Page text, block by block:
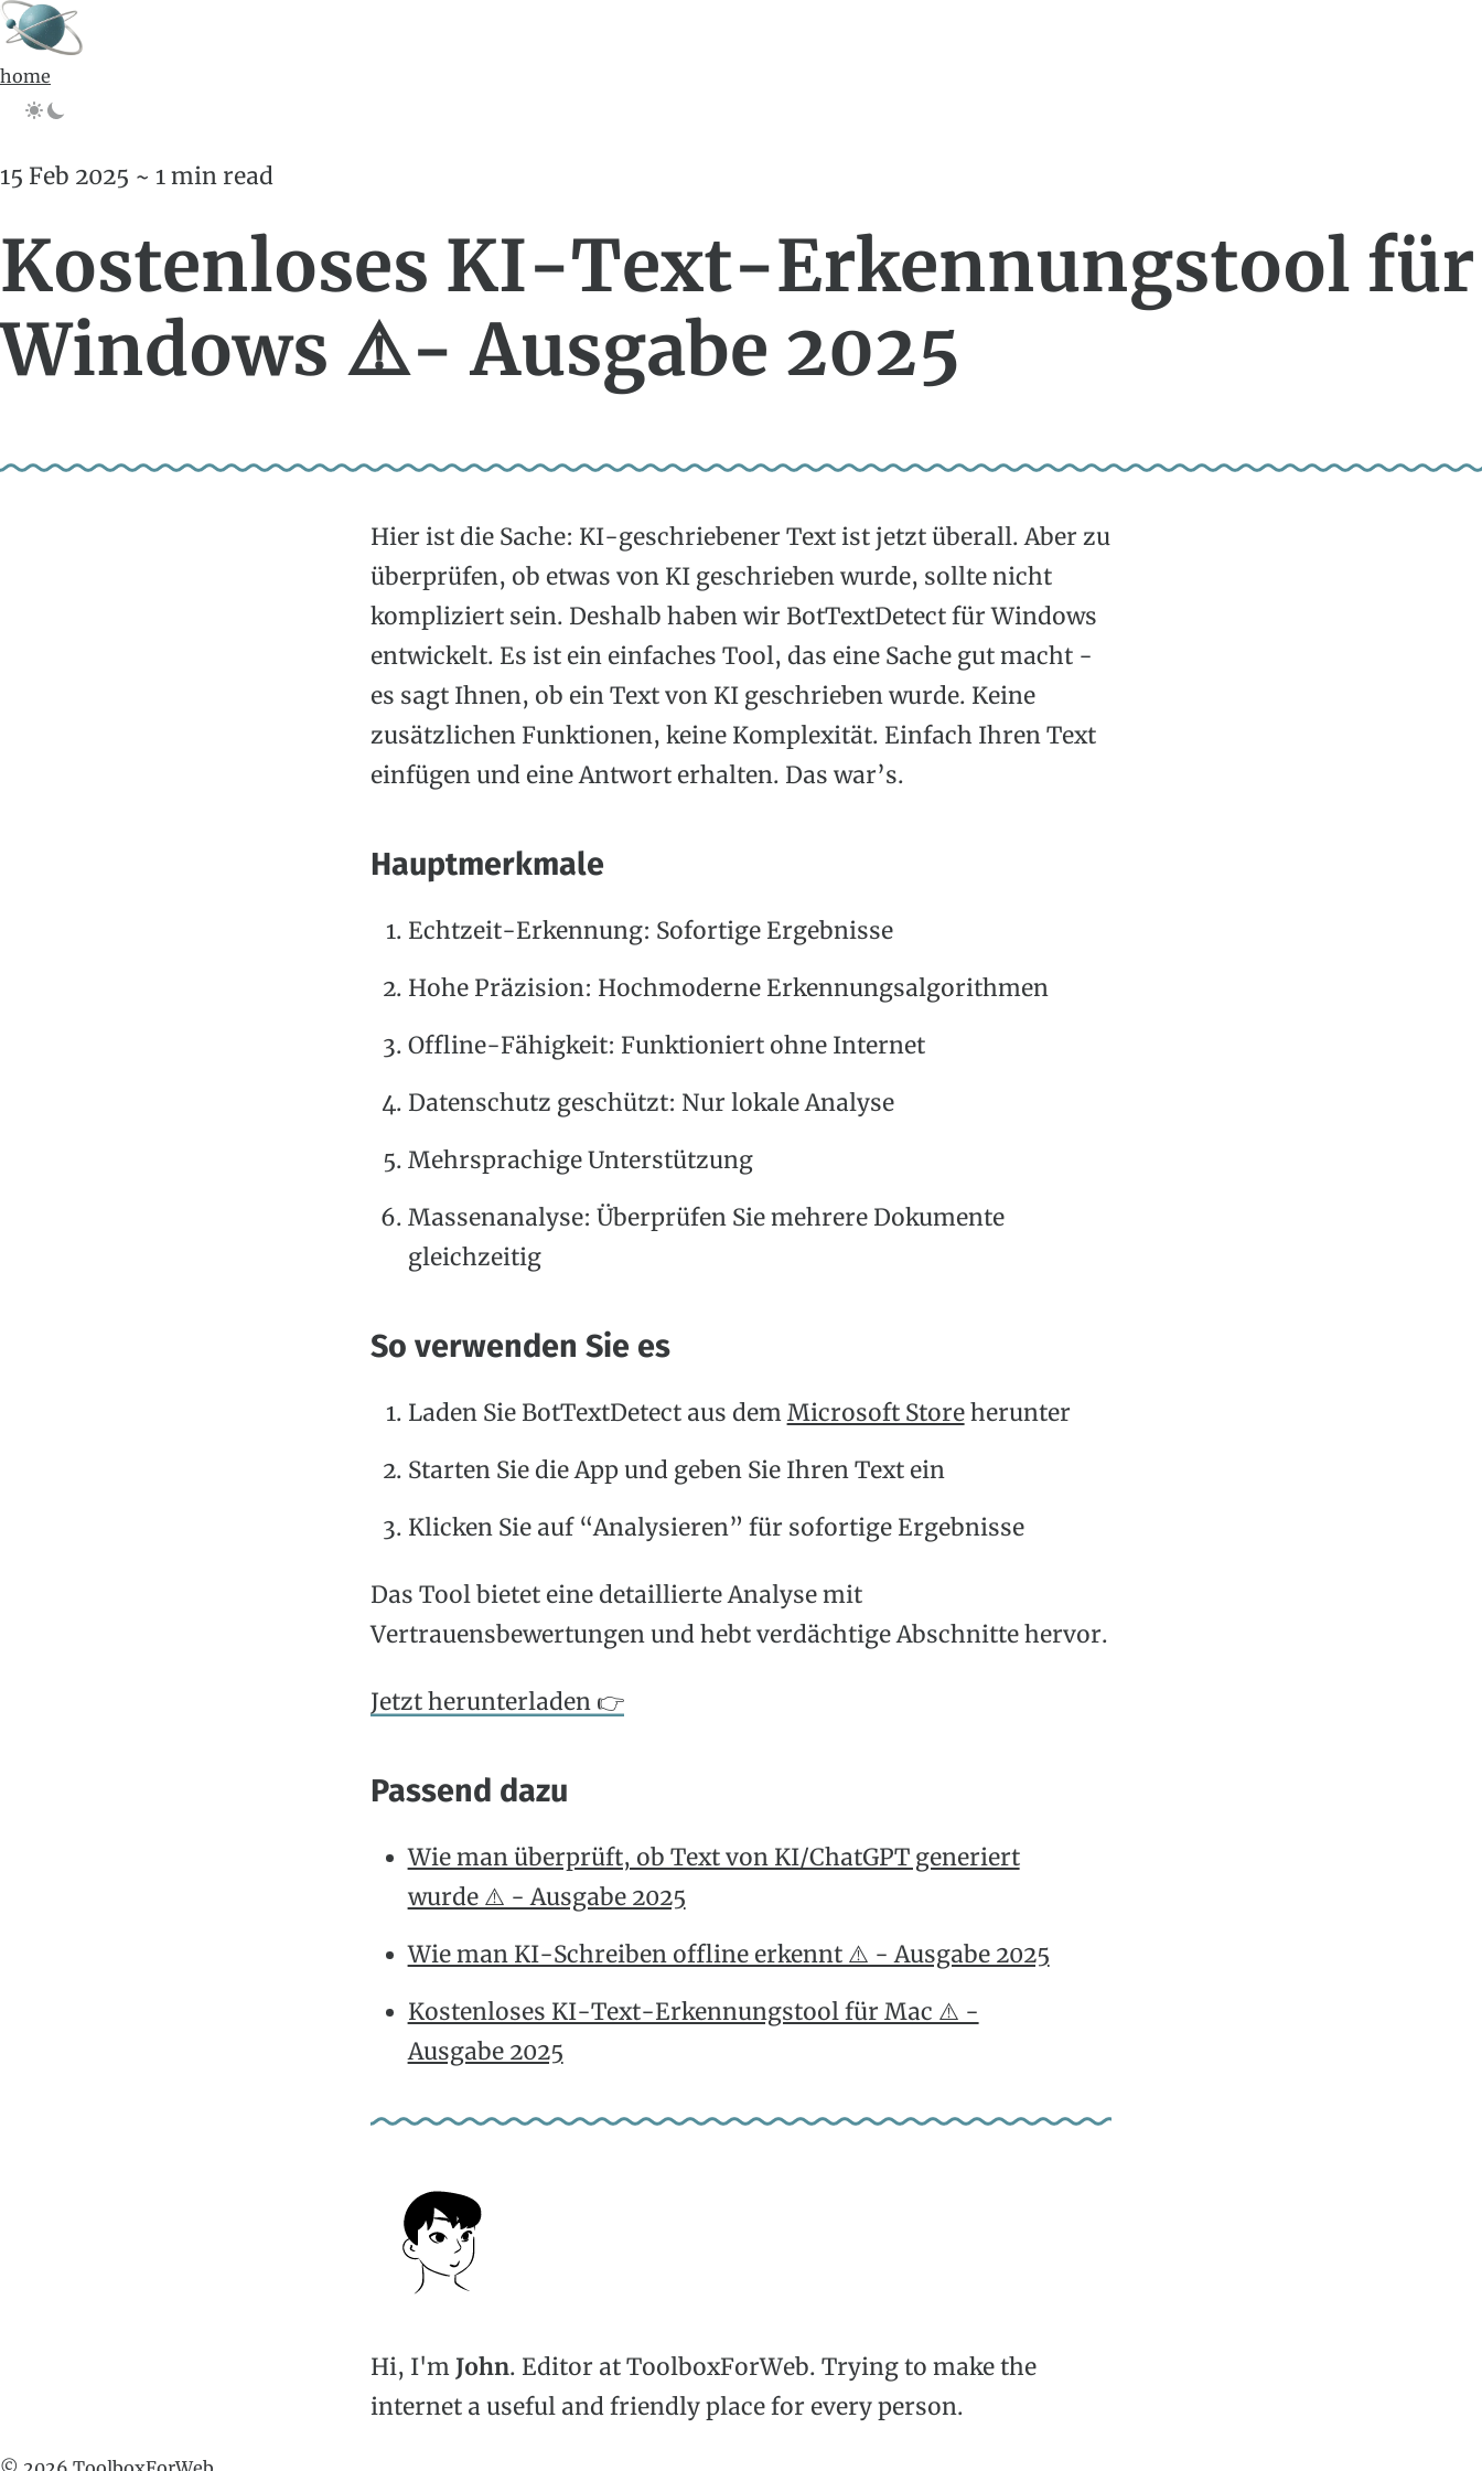
home
15 Feb 2025 ~ 1 min read
Kostenloses KI-Text-Erkennungstool für
Windows ⚠️- Ausgabe 2025
Hier ist die Sache: KI-geschriebener Text ist jetzt überall. Aber zu
überprüfen, ob etwas von KI geschrieben wurde, sollte nicht
kompliziert sein. Deshalb haben wir BotTextDetect für Windows
entwickelt. Es ist ein einfaches Tool, das eine Sache gut macht -
es sagt Ihnen, ob ein Text von KI geschrieben wurde. Keine
zusätzlichen Funktionen, keine Komplexität. Einfach Ihren Text
einfügen und eine Antwort erhalten. Das war’s.
Hauptmerkmale
Echtzeit-Erkennung: Sofortige Ergebnisse
Hohe Präzision: Hochmoderne Erkennungsalgorithmen
Offline-Fähigkeit: Funktioniert ohne Internet
Datenschutz geschützt: Nur lokale Analyse
Mehrsprachige Unterstützung
Massenanalyse: Überprüfen Sie mehrere Dokumente
gleichzeitig
So verwenden Sie es
Laden Sie BotTextDetect aus demMicrosoft Storeherunter
Starten Sie die App und geben Sie Ihren Text ein
Klicken Sie auf “Analysieren” für sofortige Ergebnisse
Das Tool bietet eine detaillierte Analyse mit
Vertrauensbewertungen und hebt verdächtige Abschnitte hervor.
Jetzt herunterladen 👉
Passend dazu
Wie man überprüft, ob Text von KI/ChatGPT generiert
wurde ⚠️ - Ausgabe 2025
Wie man KI-Schreiben offline erkennt ⚠️ - Ausgabe 2025
Kostenloses KI-Text-Erkennungstool für Mac ⚠️ -
Ausgabe 2025
Hi, I'm John. Editor at ToolboxForWeb. Trying to make the
internet a useful and friendly place for every person.